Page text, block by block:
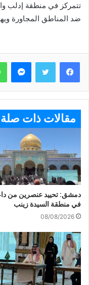
تتمركز في منطقة إدلب
ضد المناطق المجاورة
مقالات ذات صلة
دمشق: تحييد عنصرين من
في منطقة السيدة زينب
08/08/2026